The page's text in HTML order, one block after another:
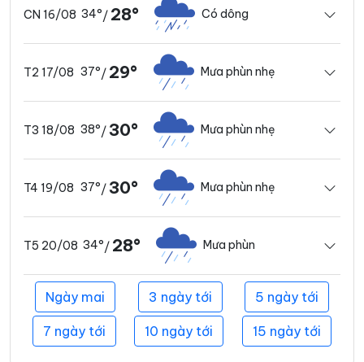
CN 16/08 34°/ 28° Có dông
T2 17/08 37°/ 29° Mưa phùn nhẹ
T3 18/08 38°/30° Mưa phùn nhẹ
T4 19/08 37°/30° Mưa phùn nhẹ
T5 20/08 34°/ 28° Mưa phùn
Ngày mai 3 ngày tới 5 ngày tới
7 ngày tới 10 ngày tới 15 ngày tới